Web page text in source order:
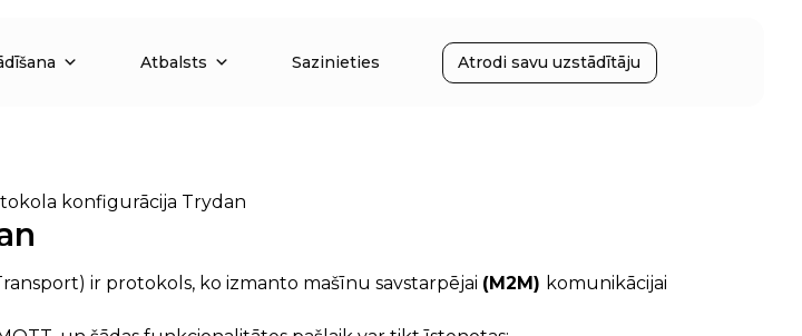
Atbalsts Sazinieties Atrodi savu uzstādītāju
konfigurācija Trydan
ir protokols, ko izmanto mašīnu savstarpējai (M2M) komunikācijai